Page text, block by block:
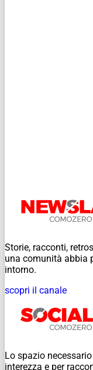
Storie, racconti,
una comunità abbia
intorno.
scopri il canale
Lo spazio
interezza e per